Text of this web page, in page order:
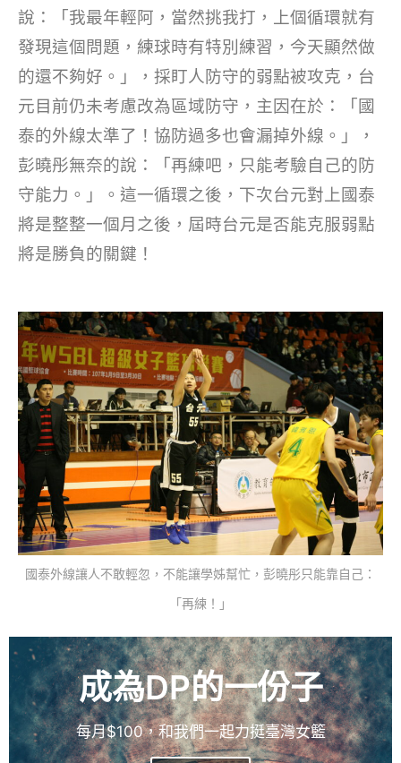
說：「我最年輕阿，當然挑我打，上個循環就有
發現這個問題，練球時有特別練習，今天顯然做
的還不夠好。」，採盯人防守的弱點被攻克，台
元目前仍未考慮改為區域防守，主因在於：「國
泰的外線太準了！協防過多也會漏掉外線。」，
彭曉彤無奈的說：「再練吧，只能考驗自己的防
守能力。」。這一循環之後，下次台元對上國泰
將是整整一個月之後，屆時台元是否能克服弱點
將是勝負的關鍵！
國泰外線讓人不敢輕忽，不能讓學姊幫忙，彭曉彤只能靠自己：
「再練！」
成為DP的一份子
每月$100，和我們一起力挺臺灣女籃